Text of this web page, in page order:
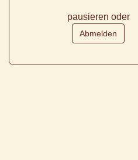
pausieren oder